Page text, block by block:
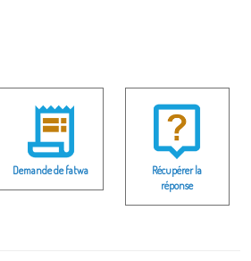
Demande de fatwa
Récupérer la
réponse